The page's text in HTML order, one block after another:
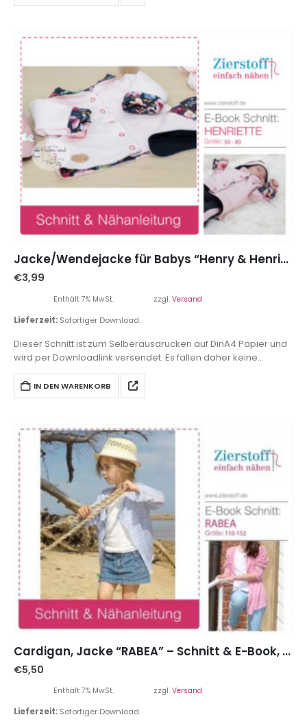
Jacke/Wendejacke für Babys “Henry & Henriette”, Gr. 50 – 80
€3,99
Enthält 7% MwSt. zzgl. Versand
Lieferzeit: Sofortiger Download.
Dieser Schnitt ist zum Selberausdrucken auf DinA4 Papier und
wird per Downloadlink versendet. Es fallen daher keine
Versandkosten an.
IN DEN WARENKORB
Cardigan, Jacke “RABEA” – Schnitt & E-Book, Gr 110-152
€5,50
Enthält 7% MwSt. zzgl. Versand
Lieferzeit: Sofortiger Download.